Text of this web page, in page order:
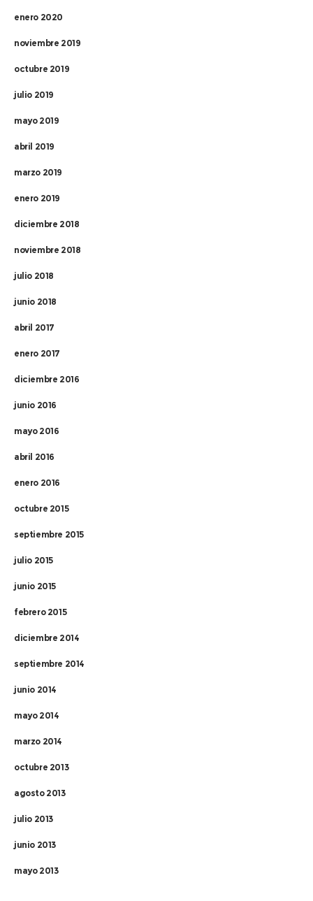
enero 2020
noviembre 2019
octubre 2019
julio 2019
mayo 2019
abril 2019
marzo 2019
enero 2019
diciembre 2018
noviembre 2018
julio 2018
junio 2018
abril 2017
enero 2017
diciembre 2016
junio 2016
mayo 2016
abril 2016
enero 2016
octubre 2015
septiembre 2015
julio 2015
junio 2015
febrero 2015
diciembre 2014
septiembre 2014
junio 2014
mayo 2014
marzo 2014
octubre 2013
agosto 2013
julio 2013
junio 2013
mayo 2013